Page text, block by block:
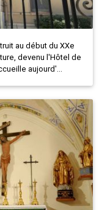
au début du XXe
devenu l'Hôtel de
aujourd'...